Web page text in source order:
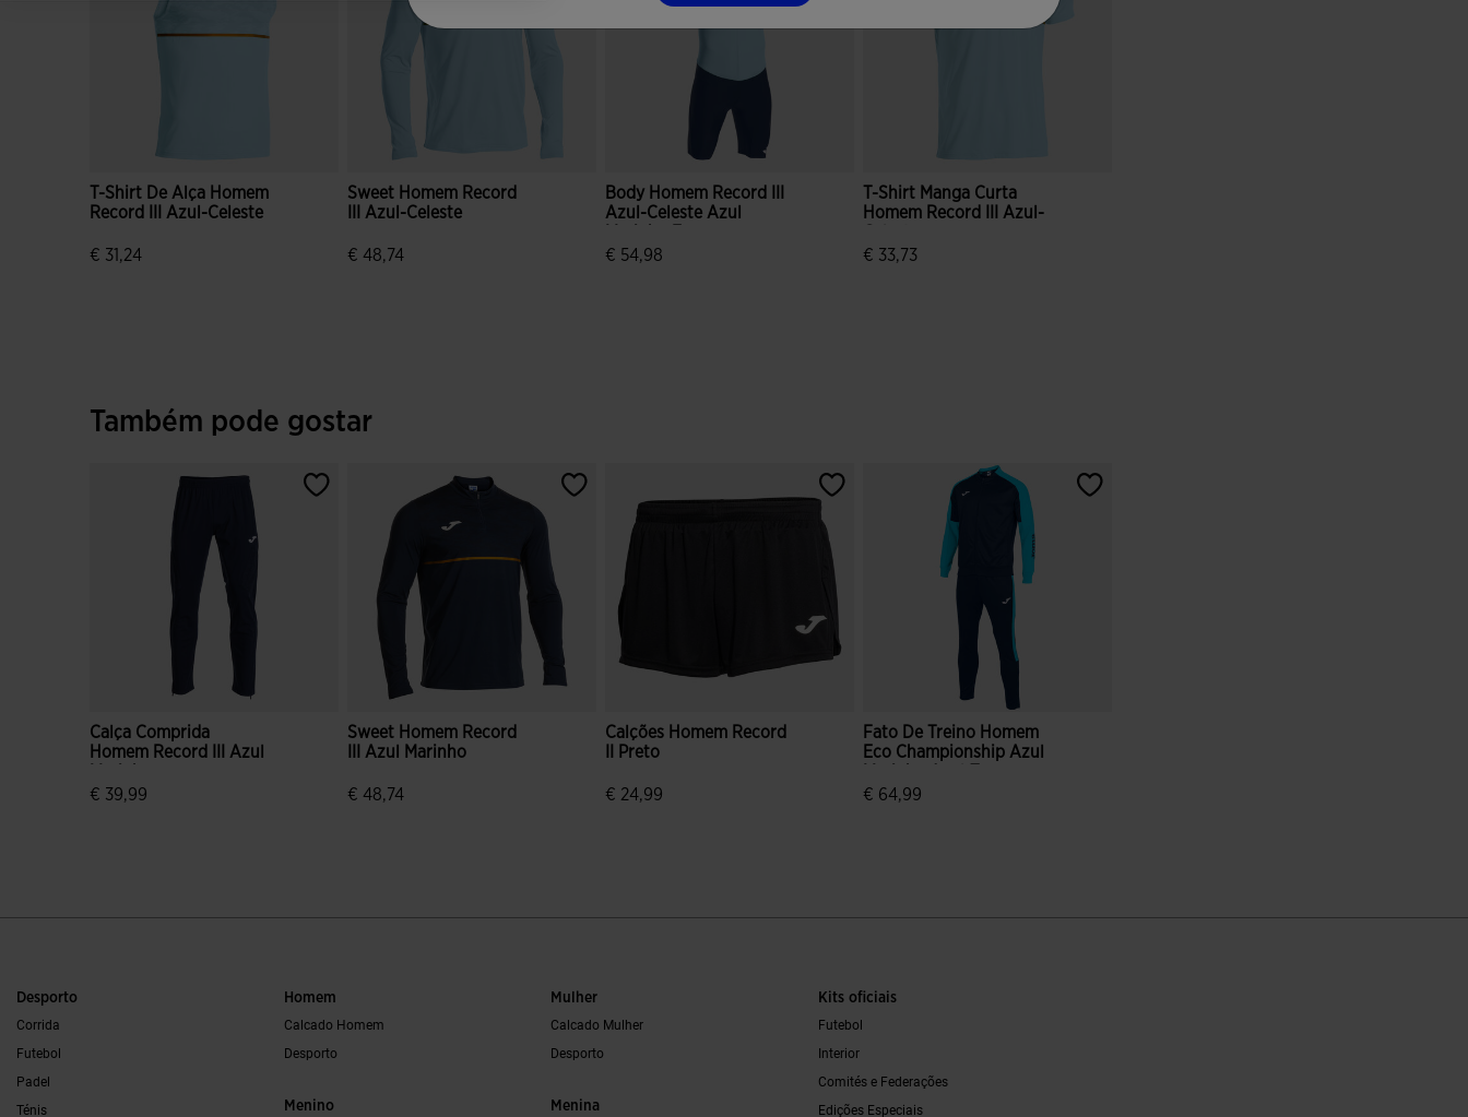
T-Shirt De Alça Homem
Record III Azul-Celeste
€ 31,24
Sweet Homem Record
III Azul-Celeste
€ 48,74
Body Homem Record III
Azul-Celeste Azul
€ 54,98
T-Shirt Manga Curta
Homem Record III Azul-
€ 33,73
Também pode gostar
Calça Comprida
Homem Record III Azul
€ 39,99
Sweet Homem Record
III Azul Marinho
€ 48,74
Calções Homem Record
II Preto
€ 24,99
Fato De Treino Homem
Eco Championship Azul
Fluorescente
€ 64,99
Desporto
Corrida
Futebol
Padel
Ténis
Homem
Calcado Homem
Desporto
Menino
Mulher
Calcado Mulher
Desporto
Menina
Kits oficiais
Futebol
Interior
Comités e Federações
Edições Especiais